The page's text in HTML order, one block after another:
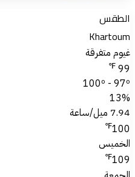
الطقس
Khartoum
غيوم متفرقة
99
℉
100º - 97º
13%
7.94 ميل/ساعة
100
℉
الخميس
109
℉